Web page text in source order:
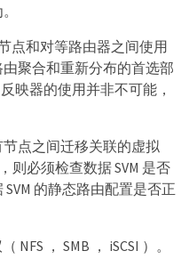
点和对等路由器之间使用
聚合和重新分布的首选部
映器的使用并非不可能，
点之间迁移关联的虚拟
则必须检查数据 SVM 是否
的静态路由配置是否正
， SMB ， iSCSI ）。